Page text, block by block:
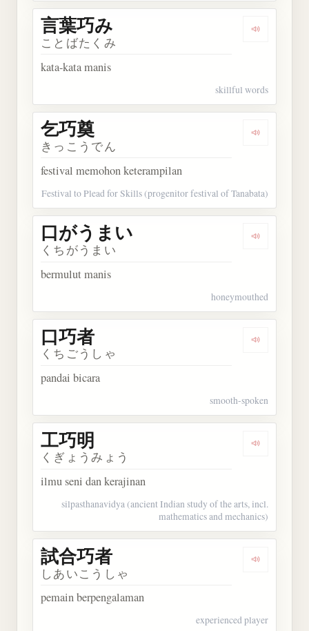
Dengarkan
言葉巧み
ことばたくみ
kata-kata manis
skillful words
Dengarkan
乞巧奠
きっこうでん
festival memohon keterampilan
Festival to Plead for Skills (progenitor festival of Tanabata)
Dengarkan
口がうまい
くちがうまい
bermulut manis
honeymouthed
Dengarkan
口巧者
くちごうしゃ
pandai bicara
smooth-spoken
Dengarkan
工巧明
くぎょうみょう
ilmu seni dan kerajinan
silpasthanavidya (ancient Indian study of the arts, incl.
mathematics and mechanics)
Dengarkan
試合巧者
しあいこうしゃ
pemain berpengalaman
experienced player